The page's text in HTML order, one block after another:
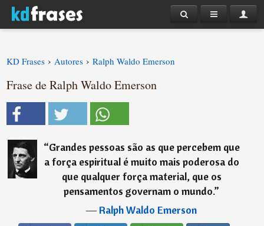
KD Frases › Autores › Ralph Waldo Emerson
Frase de Ralph Waldo Emerson
“Grandes pessoas são as que percebem que
a força espiritual é muito mais poderosa do
que qualquer força material, que os
pensamentos governam o mundo.”
―Ralph Waldo Emerson